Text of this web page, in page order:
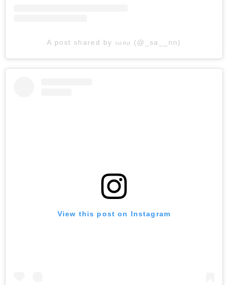
A post shared by 𝑠𝑎𝑛𝑎 (@_sa__nn)
View this post on Instagram